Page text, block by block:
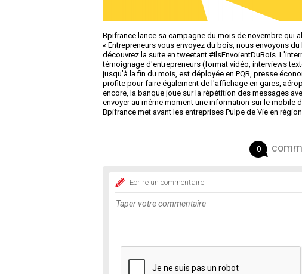
Bpifrance lance sa campagne du mois de novembre qui
« Entrepreneurs vous envoyez du bois, nous envoyons
découvrez la suite en tweetant #IlsEnvoientDuBois.
témoignage d'entrepreneurs (format vidéo, interviews
jusqu’à la fin du mois, est déployée en PQR, presse
profite pour faire également de l'affichage en gares,
encore, la banque joue sur la répétition des messages
envoyer au même moment une information sur le mobile
Bpifrance met avant les entreprises Pulpe de Vie en
0
Ecrire un commentaire